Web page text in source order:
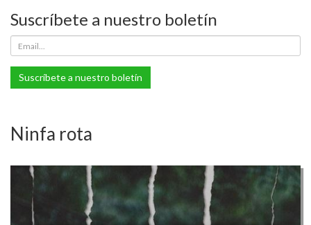
Suscríbete a nuestro boletín
Suscríbete a nuestro boletín
Ninfa rota